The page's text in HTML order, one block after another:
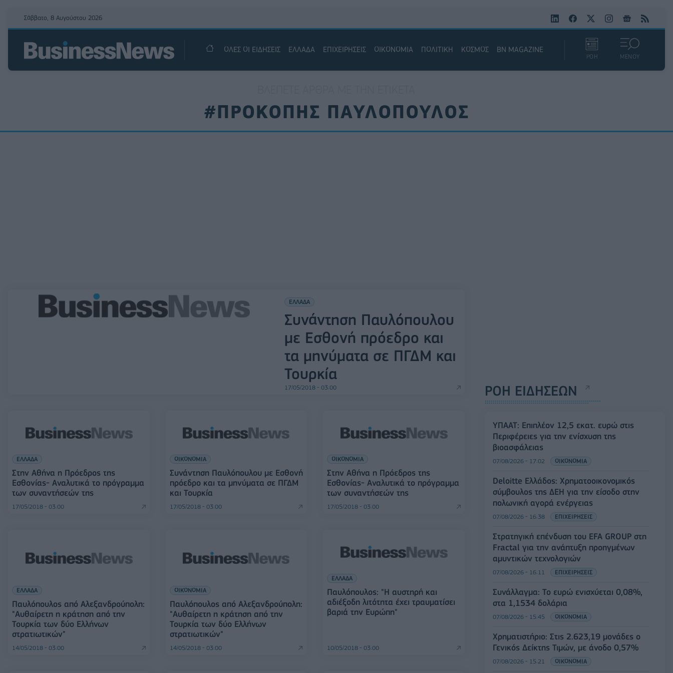
Σάββατο, 8 Αυγούστου 2026
ΟΛΕΣ ΟΙ ΕΙΔΗΣΕΙΣ ΕΛΛΑΔΑ ΕΠΙΧΕΙΡΗΣΕΙΣ ΟΙΚΟΝΟΜΙΑ ΠΟΛΙΤΙΚΗ ΚΟΣΜΟΣ BN MAGAZINE
ΡΟΗ ΜΕΝΟΥ
#ΠΡΟΚΟΠΗΣ ΠΑΥΛΟΠΟΥΛΟΣ
ΕΛΛΑΔΑ
Συνάντηση Παυλόπουλου
με Εσθονή πρόεδρο και
τα μηνύματα σε ΠΓΔΜ και
Τουρκία
17/05/2018 - 03:00
ΕΛΛΑΔΑ
Στην Αθήνα η Πρόεδρος της
Εσθονίας- Αναλυτικά το πρόγραμμα
των συναντήσεών της
17/05/2018 - 03:00
ΟΙΚΟΝΟΜΙΑ
Συνάντηση Παυλόπουλου με Εσθονή
πρόεδρο και τα μηνύματα σε ΠΓΔΜ
και Τουρκία
17/05/2018 - 03:00
ΟΙΚΟΝΟΜΙΑ
Στην Αθήνα η Πρόεδρος της
Εσθονίας- Αναλυτικά το πρόγραμμα
των συναντήσεών της
17/05/2018 - 03:00
ΕΛΛΑΔΑ
Παυλόπουλος από Αλεξανδρούπολη:
"Αυθαίρετη η κράτηση από την
Τουρκία των δύο Ελλήνων
στρατιωτικών"
14/05/2018 - 03:00
ΟΙΚΟΝΟΜΙΑ
Παυλόπουλος από Αλεξανδρούπολη:
"Αυθαίρετη η κράτηση από την
Τουρκία των δύο Ελλήνων
στρατιωτικών"
14/05/2018 - 03:00
ΕΛΛΑΔΑ
Παυλόπουλος: "Η αυστηρή και
αδιέξοδη λιτότητα έχει τραυματίσει
βαριά την Ευρώπη"
10/05/2018 - 03:00
ΡΟΗ ΕΙΔΗΣΕΩΝ
ΥΠΑΑΤ: Επιπλέον 12,5 εκατ. ευρώ στις
Περιφέρειες για την ενίσχυση της
βιοασφάλειας
07/08/2026 - 17:02 ΟΙΚΟΝΟΜΙΑ
Deloitte Ελλάδος: Χρηματοοικονομικός
σύμβουλος της ΔΕΗ για την είσοδο στην
πολωνική αγορά ενέργειας
07/08/2026 - 16:38 ΕΠΙΧΕΙΡΗΣΕΙΣ
Στρατηγική επένδυση του EFA GROUP στη
Fractal για την ανάπτυξη προηγμένων
αμυντικών τεχνολογιών
07/08/2026 - 16:11 ΕΠΙΧΕΙΡΗΣΕΙΣ
Συνάλλαγμα: Το ευρώ ενισχύεται 0,08%,
στα 1,1534 δολάρια
07/08/2026 - 15:45 ΟΙΚΟΝΟΜΙΑ
Χρηματιστήριο: Στις 2.623,19 μονάδες ο
Γενικός Δείκτης Τιμών, με άνοδο 0,57%
07/08/2026 - 15:21 ΟΙΚΟΝΟΜΙΑ